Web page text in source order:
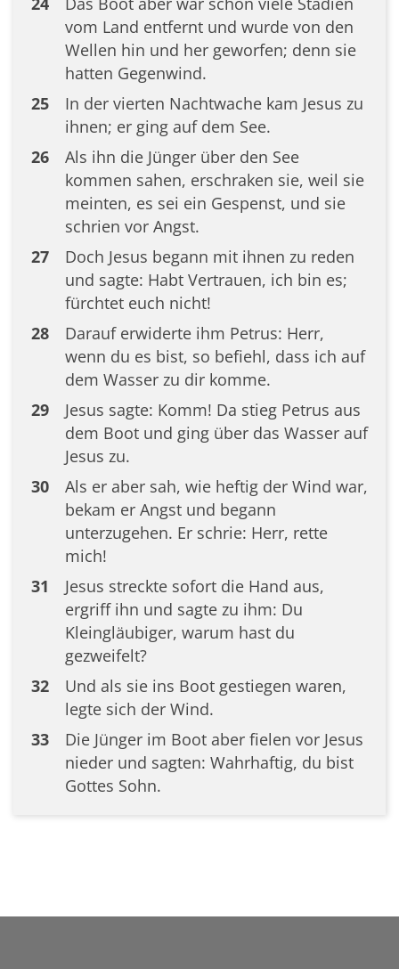
vom Land entfernt und wurde von den
Wellen hin und her geworfen; denn sie
hatten Gegenwind.
25
In der vierten Nachtwache kam Jesus zu
ihnen; er ging auf dem See.
26
Als ihn die Jünger über den See
kommen sahen, erschraken sie, weil sie
meinten, es sei ein Gespenst, und sie
schrien vor Angst.
27
Doch Jesus begann mit ihnen zu reden
und sagte: Habt Vertrauen, ich bin es;
fürchtet euch nicht!
28
Darauf erwiderte ihm Petrus: Herr,
wenn du es bist, so befiehl, dass ich auf
dem Wasser zu dir komme.
29
Jesus sagte: Komm! Da stieg Petrus aus
dem Boot und ging über das Wasser auf
Jesus zu.
30
Als er aber sah, wie heftig der Wind war,
bekam er Angst und begann
unterzugehen. Er schrie: Herr, rette
mich!
31
Jesus streckte sofort die Hand aus,
ergriff ihn und sagte zu ihm: Du
Kleingläubiger, warum hast du
gezweifelt?
32
Und als sie ins Boot gestiegen waren,
legte sich der Wind.
33
Die Jünger im Boot aber fielen vor Jesus
nieder und sagten: Wahrhaftig, du bist
Gottes Sohn.